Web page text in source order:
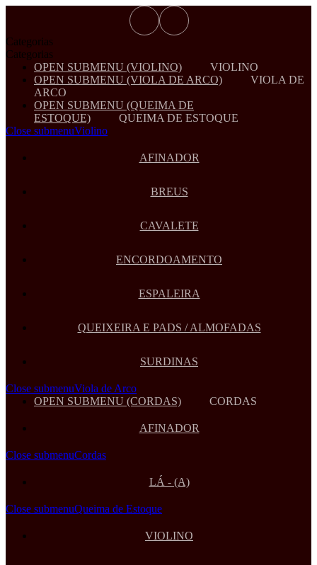
Categorias
Categorias
OPEN SUBMENU (VIOLINO)
VIOLINO
OPEN SUBMENU (VIOLA DE ARCO)
VIOLA DE
ARCO
OPEN SUBMENU (QUEIMA DE
ESTOQUE)
QUEIMA DE ESTOQUE
Close submenuViolino
AFINADOR
BREUS
CAVALETE
ENCORDOAMENTO
ESPALEIRA
QUEIXEIRA E PADS / ALMOFADAS
SURDINAS
Close submenuViola de Arco
OPEN SUBMENU (CORDAS)
CORDAS
AFINADOR
Close submenuCordas
LÁ - (A)
Close submenuQueima de Estoque
VIOLINO